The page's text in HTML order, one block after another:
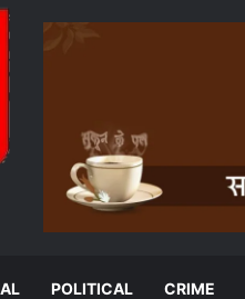
POLITICAL CRIME